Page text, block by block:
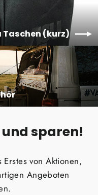
Taschen (kurz)
sparen!
von Aktionen,
Angeboten